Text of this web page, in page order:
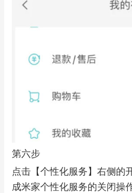
第六步
点击【个性化服务】右侧的
成米家个性化服务的关闭操作